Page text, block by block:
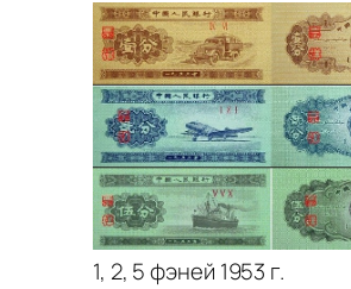
1, 2, 5 фэней 1953 г.